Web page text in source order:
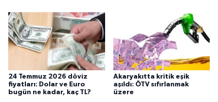
24 Temmuz 2026 döviz
fiyatları: Dolar ve Euro
bugün ne kadar, kaç TL?
Akaryakıtta kritik eşik
aşıldı: ÖTV sıfırlanmak
üzere